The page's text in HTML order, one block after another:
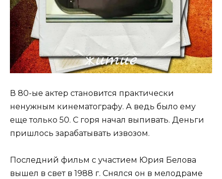
В 80-ые актер становится практически
ненужным кинематографу. А ведь было ему
еще только 50. С горя начал выпивать. Деньги
пришлось зарабатывать извозом.
Последний фильм с участием Юрия Белова
вышел в свет в 1988 г. Снялся он в мелодраме